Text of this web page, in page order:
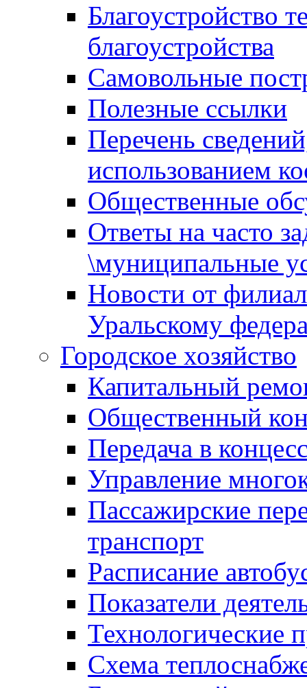
Благоустройство
благоустройства
Самовольные
Полезные ссылки
Перечень
использованием
Общественные
Ответы на часто
\муниципальные
Новости от
Уральскому
Городское хозяйство
Капитальный
Общественный
Передача в
Управление
Пассажирские
транспорт
Расписание
Показатели
Технологические
Схема